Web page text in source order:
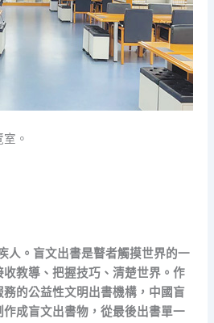
。
人。盲文出書是瞽者觸摸世界的一
教導、把握技巧、清楚世界。作
的公益性文明出書機構，中國盲
成盲文出書物，從最後出書單一